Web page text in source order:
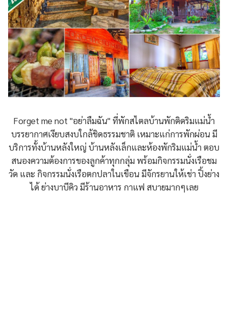
Forget me not "อย่าลืมฉัน" ที่พักสไตลบ้านพักติดริมแม่น้ำ
บรรยากาศเงียบสงบใกล้ชิดธรรมชาติ เหมาะแก่การพักผ่อน มี
บริการทั้งบ้านหลังใหญ่ บ้านหลังเล็กและห้องพักริมแม่น้ำ ตอบ
สนองความต้องการของลูกค้าทุกกลุ่ม พร้อมกิจกรรมนั่งเรือชม
วัด และ กิจกรรมนั่งเรือตกปลาในเขือน มีจักรยานให้เช่า ปิ้งย่าง
ได้ ย่างบาบีคิว มีร้านอาหาร กาแฟ สบายมากๆเลย